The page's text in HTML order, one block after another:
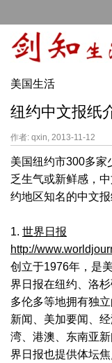
美国生活
纽约中文报纸
作者: qxin, 2013-11-12
美国纽约市300多家
乏生气或新鲜感，
约地区知名的中文报
1. 世界日报
http://
创立于1976年，是
界日报在纽约、洛
多伦多等地拥有独
新闻、美加要闻、
湾、港澳、东南亚
界日报也提供体坛